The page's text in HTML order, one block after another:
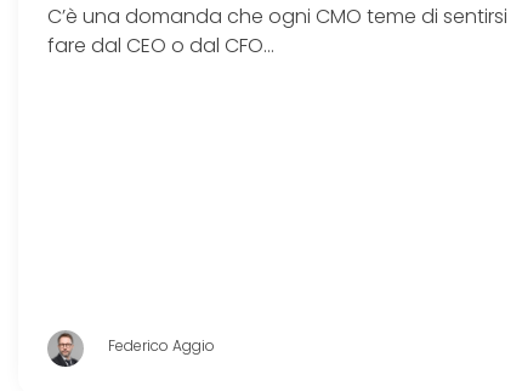
C’è una domanda che ogni CMO teme di sentirsi
fare dal CEO o dal CFO…
Federico Aggio